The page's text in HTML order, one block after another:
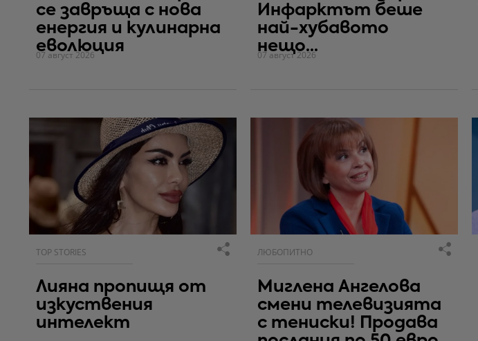
се завръща с нова
енергия и кулинарна
еволюция
07 август 2026
Инфарктът беше
най-хубавото
нещо...
07 август 2026
TOP STORIES
Лияна пропищя от
изкуствения
интелект
ЛЮБОПИТНО
Миглена Ангелова
смени телевизията
с тениски! Продава